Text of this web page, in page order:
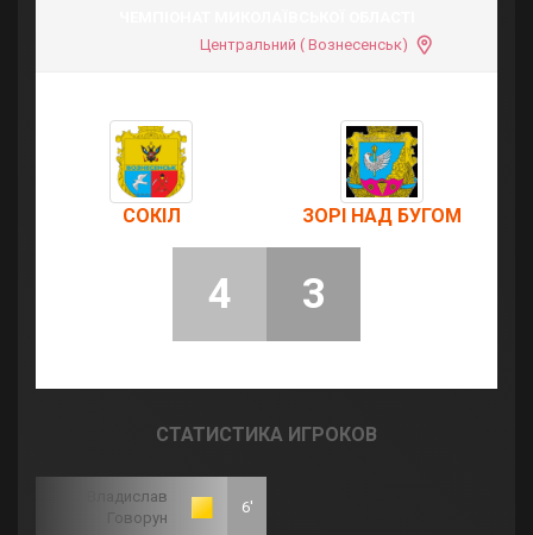
Центральний ( Вознесенськ)
СОКІЛ ЗОРІ НАД БУГОМ
4 3
СТАТИСТИКА ИГРОКОВ
Владислав
Говорун
6'